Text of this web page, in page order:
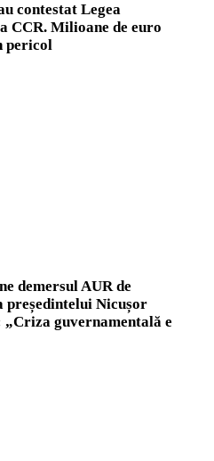
contestat Legea
CCR. Milioane de euro
pericol
demersul AUR de
președintelui Nicușor
„Criza guvernamentală e